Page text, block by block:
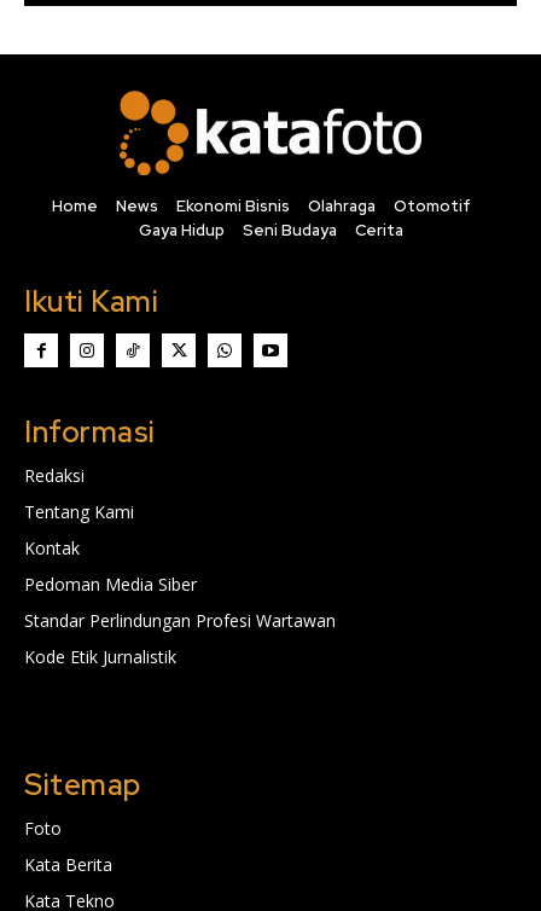
Home News Ekonomi Bisnis Olahraga
Otomotif
Gaya Hidup
Seni Budaya Cerita
Ikuti Kami
Informasi
Redaksi
Tentang Kami
Kontak
Pedoman Media Siber
Standar Perlindungan Profesi Wartawan
Kode Etik Jurnalistik
Sitemap
Foto
Kata Berita
Kata Tekno